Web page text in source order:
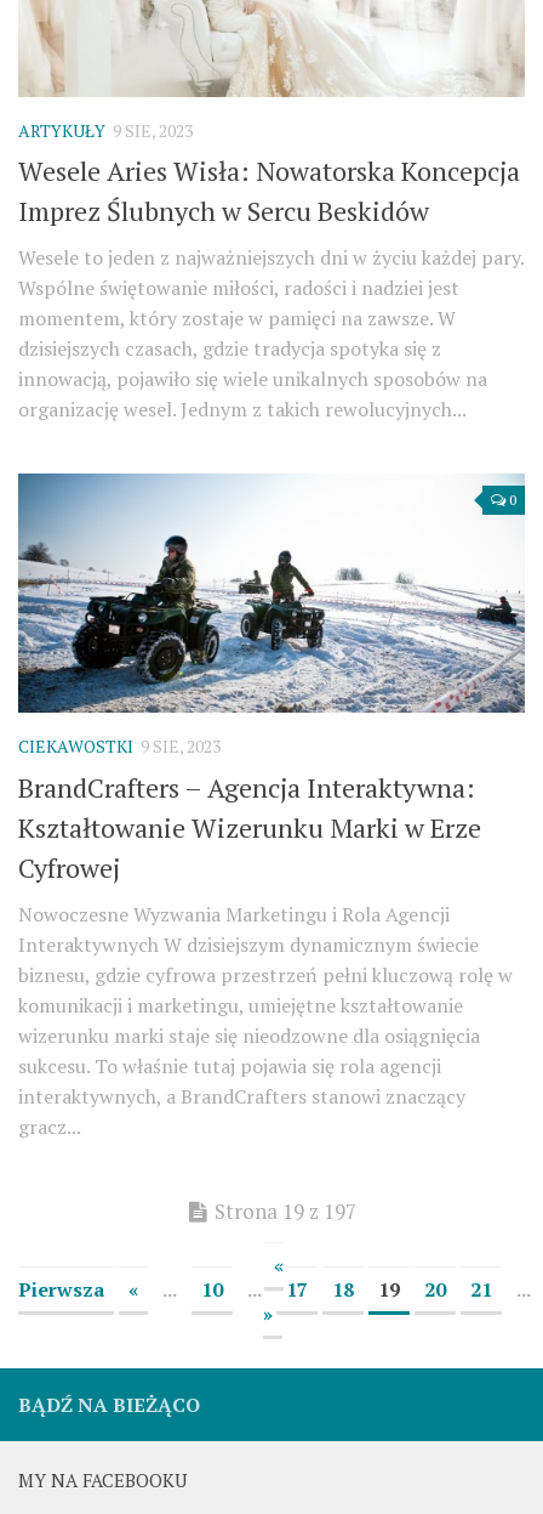
ARTYKUŁY 9 SIE, 2023
Wesele Aries Wisła: Nowatorska Koncepcja
Imprez Ślubnych w Sercu Beskidów
Wesele to jeden z najważniejszych dni w życiu każdej pary.
Wspólne świętowanie miłości, radości i nadziei jest
momentem, który zostaje w pamięci na zawsze. W
dzisiejszych czasach, gdzie tradycja spotyka się z
innowacją, pojawiło się wiele unikalnych sposobów na
organizację wesel. Jednym z takich rewolucyjnych...
0
CIEKAWOSTKI 9 SIE, 2023
BrandCrafters – Agencja Interaktywna:
Kształtowanie Wizerunku Marki w Erze
Cyfrowej
Nowoczesne Wyzwania Marketingu i Rola Agencji
Interaktywnych W dzisiejszym dynamicznym świecie
biznesu, gdzie cyfrowa przestrzeń pełni kluczową rolę w
komunikacji i marketingu, umiejętne kształtowanie
wizerunku marki staje się nieodzowne dla osiągnięcia
sukcesu. To właśnie tutaj pojawia się rola agencji
interaktywnych, a BrandCrafters stanowi znaczący
gracz...
Strona 19 z 197
«
Pierwsza
« ... 10 ... 17 18 19 20 21
...
»
BĄDŹ NA BIEŻĄCO
MY NA FACEBOOKU